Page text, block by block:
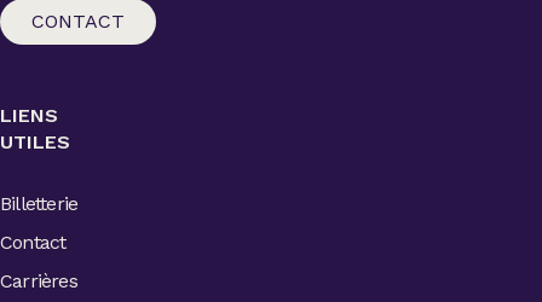
CONTACT
LIENS
UTILES
Billetterie
Contact
Carrières